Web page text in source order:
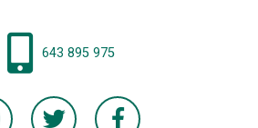
643 895 975